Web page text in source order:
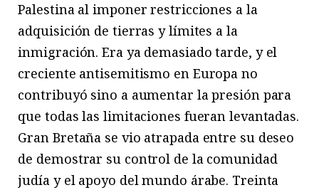
Palestina al imponer restricciones a la
adquisición de tierras y límites a la
inmigración. Era ya demasiado tarde, y el
creciente antisemitismo en Europa no
contribuyó sino a aumentar la presión para
que todas las limitaciones fueran levantadas.
Gran Bretaña se vio atrapada entre su deseo
de demostrar su control de la comunidad
judía y el apoyo del mundo árabe. Treinta